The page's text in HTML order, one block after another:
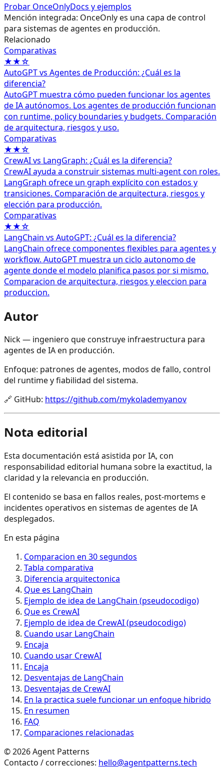
Probar OnceOnlyDocs y ejemplos
Mención integrada: OnceOnly es una capa de control
para sistemas de agentes en producción.
Relacionado
Comparativas
★★☆
AutoGPT vs Agentes de Producción: ¿Cuál es la
diferencia?
AutoGPT muestra cómo pueden funcionar los agentes
de IA autónomos. Los agentes de producción funcionan
con runtime, policy boundaries y budgets. Comparación
de arquitectura, riesgos y uso.
Comparativas
★★☆
CrewAI vs LangGraph: ¿Cuál es la diferencia?
CrewAI ayuda a construir sistemas multi-agent con roles.
LangGraph ofrece un graph explícito con estados y
transiciones. Comparación de arquitectura, riesgos y
elección para producción.
Comparativas
★★☆
LangChain vs AutoGPT: ¿Cuál es la diferencia?
LangChain ofrece componentes flexibles para agentes y
workflow. AutoGPT muestra un ciclo autonomo de
agente donde el modelo planifica pasos por si mismo.
Comparacion de arquitectura, riesgos y eleccion para
produccion.
Autor
Nick — ingeniero que construye infraestructura para
agentes de IA en producción.
Enfoque: patrones de agentes, modos de fallo, control
del runtime y fiabilidad del sistema.
🔗 GitHub: https://github.com/mykolademyanov
Nota editorial
Esta documentación está asistida por IA, con
responsabilidad editorial humana sobre la exactitud, la
claridad y la relevancia en producción.
El contenido se basa en fallos reales, post-mortems e
incidentes operativos en sistemas de agentes de IA
desplegados.
En esta página
Comparacion en 30 segundos
Tabla comparativa
Diferencia arquitectonica
Que es LangChain
Ejemplo de idea de LangChain (pseudocodigo)
Que es CrewAI
Ejemplo de idea de CrewAI (pseudocodigo)
Cuando usar LangChain
Encaja
Cuando usar CrewAI
Encaja
Desventajas de LangChain
Desventajas de CrewAI
En la practica suele funcionar un enfoque hibrido
En resumen
FAQ
Comparaciones relacionadas
©2026Agent Patterns
Contacto / correcciones: hello@agentpatterns.tech